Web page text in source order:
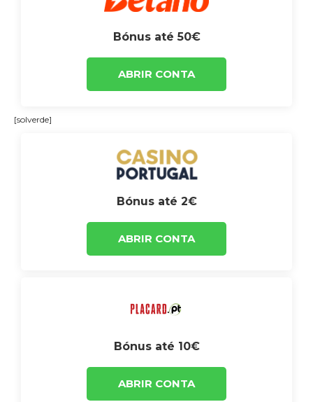
Bónus até 50€
ABRIR CONTA
[solverde]
Bónus até 2€
ABRIR CONTA
Bónus até 10€
ABRIR CONTA